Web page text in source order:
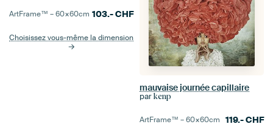
ArtFrame™ –60×60cm 103.-CHF
Choisissez vous-même la dimension
mauvaise journée capillaire
par kenp
ArtFrame™ –60×60cm 119.-CHF